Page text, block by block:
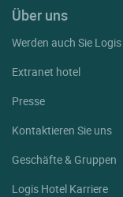
Über uns
Werden auch Sie
Extranet hotel
Presse
Kontaktieren Sie uns
Geschäfte & Gruppen
Logis Hotel Karriere